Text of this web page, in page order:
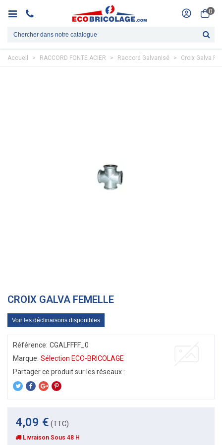
0
Accueil > RACCORD FONTE ACIER > Raccord Galvanisé > Croix Galva
CROIX GALVA FEMELLE
Voir les déclinaisons disponibles
Référence: CGALFFFF_0
Marque: Sélection ECO-BRICOLAGE
4,09 € (TTC)
Livraison Sous 48 H